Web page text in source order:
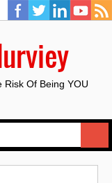
Risk Of Being YOU